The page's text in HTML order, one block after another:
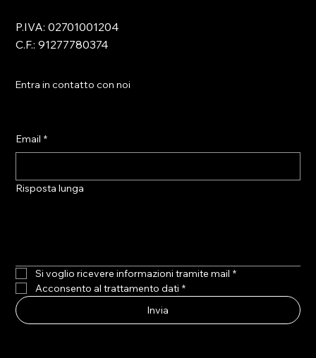
P.IVA: 02701001204
C.F.: 91277780374
Entra in contatto con noi
Email *
Risposta lunga
Si voglio ricevere informazioni tramite mail *
Acconsento al trattamento dati *
Invia